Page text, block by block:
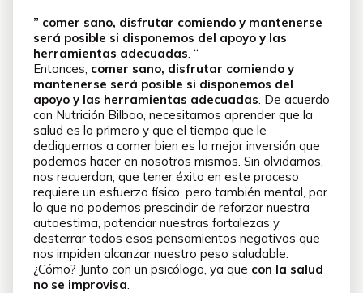
” comer sano, disfrutar comiendo y mantenerse
será posible si disponemos del apoyo y las
herramientas adecuadas. “
Entonces, comer sano, disfrutar comiendo y
mantenerse será posible si disponemos del
apoyo y las herramientas adecuadas. De acuerdo
con Nutrición Bilbao, necesitamos aprender que la
salud es lo primero y que el tiempo que le
dediquemos a comer bien es la mejor inversión que
podemos hacer en nosotros mismos. Sin olvidarnos,
nos recuerdan, que tener éxito en este proceso
requiere un esfuerzo físico, pero también mental, por
lo que no podemos prescindir de reforzar nuestra
autoestima, potenciar nuestras fortalezas y
desterrar todos esos pensamientos negativos que
nos impiden alcanzar nuestro peso saludable.
¿Cómo? Junto con un psicólogo, ya que con la salud
no se improvisa.